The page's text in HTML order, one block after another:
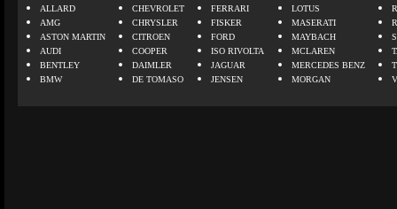
ALLARD
AMG
ASTON MARTIN
AUDI
BENTLEY
BMW
CHEVROLET
CHRYSLER
CITROEN
COOPER
DAIMLER
DE TOMASO
FERRARI
FISKER
FORD
ISO RIVOLTA
JAGUAR
JENSEN
LOTUS
MASERATI
MAYBACH
MCLAREN
MERCEDES BENZ
MORGAN